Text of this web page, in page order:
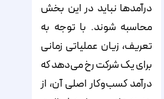
درآمدها نباید در این بخش
محاسبه شوند. با توجه ‌به
تعریف، زیان عملیاتی زمانی
برای یک شرکت رخ می‌دهد که
درآمد کسب‌وکار اصلی آن، از